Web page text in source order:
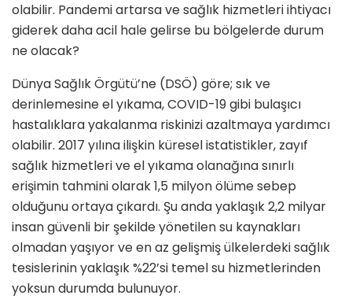
olabilir. Pandemi artarsa ve sağlık hizmetleri ihtiyacı
giderek daha acil hale gelirse bu bölgelerde durum
ne olacak?
Dünya Sağlık Örgütü’ne (DSÖ) göre; sık ve
derinlemesine el yıkama, COVID-19 gibi bulaşıcı
hastalıklara yakalanma riskinizi azaltmaya yardımcı
olabilir. 2017 yılına ilişkin küresel istatistikler, zayıf
sağlık hizmetleri ve el yıkama olanağına sınırlı
erişimin tahmini olarak 1,5 milyon ölüme sebep
olduğunu ortaya çıkardı. Şu anda yaklaşık 2,2 milyar
insan güvenli bir şekilde yönetilen su kaynakları
olmadan yaşıyor ve en az gelişmiş ülkelerdeki sağlık
tesislerinin yaklaşık %22’si temel su hizmetlerinden
yoksun durumda bulunuyor.